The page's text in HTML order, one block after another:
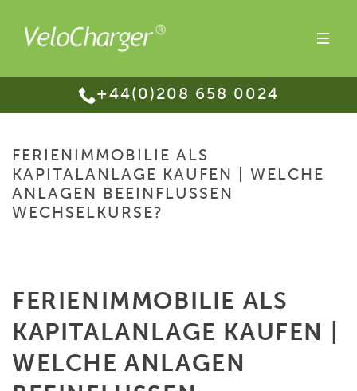
+44(0)208 658 0024
FERIENIMMOBILIE ALS
KAPITALANLAGE KAUFEN | WELCHE
ANLAGEN BEEINFLUSSEN
WECHSELKURSE?
FERIENIMMOBILIE ALS
KAPITALANLAGE KAUFEN |
WELCHE ANLAGEN